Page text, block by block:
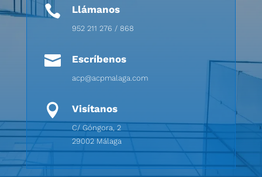
 Llámanos
952 211 276 / 868
 Escríbenos
acp@acpmalaga.com
 Visítanos
C/ Góngora, 2
29002 Málaga